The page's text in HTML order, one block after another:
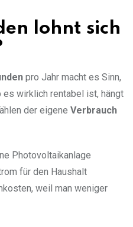
lohnt sich
pro Jahr macht es Sinn,
es wirklich rentabel ist, hängt
der eigene Verbrauch
Photovoltaikanlage
für den Haushalt
weil man weniger